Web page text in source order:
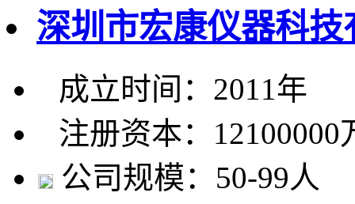
深圳市宏康仪器科技
成立时间：2011年
注册资本：12100000
公司规模：50-99人